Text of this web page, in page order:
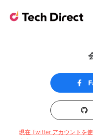
現在 Twitter アカウントを